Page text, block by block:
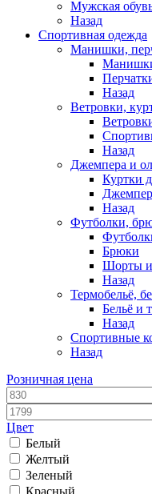
Мужская
Назад
Спортивная одежда
Манишки,
Назад
Ветровки,
Назад
Джемпера и
Куртки
Назад
Футболки,
Брюки
Шорты
Назад
Термобельё,
Бельё и
Назад
Спортивные
Назад
Розничная цена
Цвет
Белый
Желтый
Зеленый
Красный